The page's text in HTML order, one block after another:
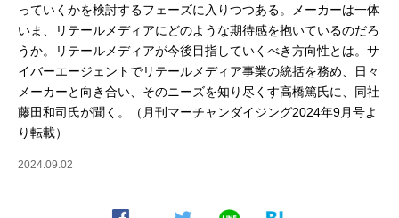
っていくかを検討するフェーズに入りつつある。メーカーは一体
いま、リテールメディアにどのような期待感を抱いているのだろ
うか。リテールメディアが今後目指していくべき方向性とは。サ
イバーエージェントでリテールメディア事業の統括を務め、日々
メーカーと向き合い、そのニーズを知り尽くす高橋篤氏に、同社
藤田和司氏が聞く。（月刊マーチャンダイジング2024年9月号よ
り転載）
2024.09.02